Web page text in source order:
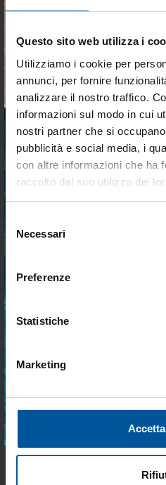
Tieniti
migliori
barca
vantaggiose e
Questo sito web utilizza i
Utilizziamo i cookie per
annunci, per fornire
analizzare il nostro traffico.
informazioni sul modo in cui
nostri partner che si
pubblicità e social media, i
con altre informazioni che ha
raccolto dal suo utilizzo dei
delNecessari
Preferenze
Statistiche
Marketing
€ 24,55
€ 14,73
- 40%
€ 32,01
- 40%
Disponibile